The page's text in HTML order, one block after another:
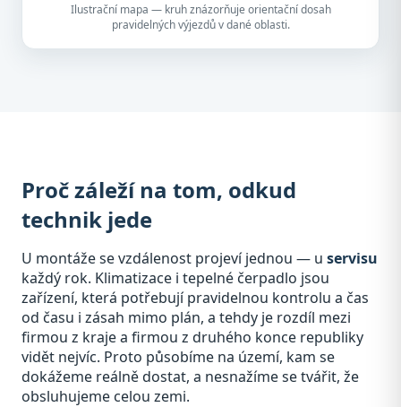
Ilustrační mapa — kruh znázorňuje orientační dosah
pravidelných výjezdů v dané oblasti.
Proč záleží na tom, odkud
technik jede
U montáže se vzdálenost projeví jednou — u servisu
každý rok. Klimatizace i tepelné čerpadlo jsou
zařízení, která potřebují pravidelnou kontrolu a čas
od času i zásah mimo plán, a tehdy je rozdíl mezi
firmou z kraje a firmou z druhého konce republiky
vidět nejvíc. Proto působíme na území, kam se
dokážeme reálně dostat, a nesnažíme se tvářit, že
obsluhujeme celou zemi.